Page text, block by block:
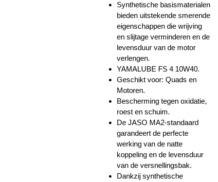
Synthetische basismaterialen
bieden uitstekende smerende
eigenschappen die wrijving
en slijtage verminderen en de
levensduur van de motor
verlengen.
YAMALUBE FS 4 10W40.
Geschikt voor: Quads en
Motoren.
Bescherming tegen oxidatie,
roest en schuim.
De JASO MA2-standaard
garandeert de perfecte
werking van de natte
koppeling en de levensduur
van de versnellingsbak.
Dankzij synthetische